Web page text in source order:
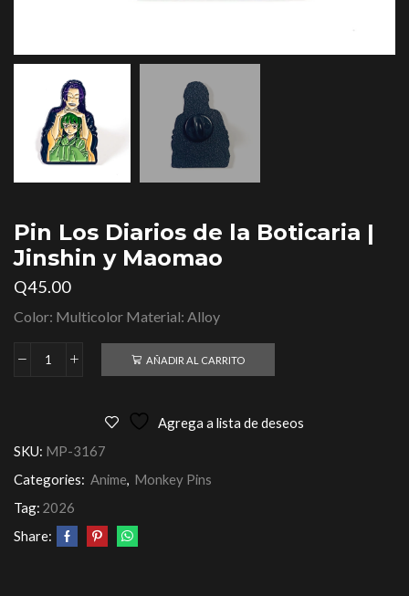
Pin Los Diarios de la Boticaria |
Jinshin y Maomao
Q45.00
Color: Multicolor Material: Alloy
AÑADIR AL CARRITO
Agrega a lista de deseos
SKU: MP-3167
Categories: Anime, Monkey Pins
Tag: 2026
Share: